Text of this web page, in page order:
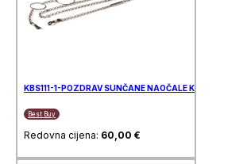
KBS111-1-POZDRAV SUNČANE NAOČALE KLISAB
Best Buy
Redovna cijena: 60,00 €